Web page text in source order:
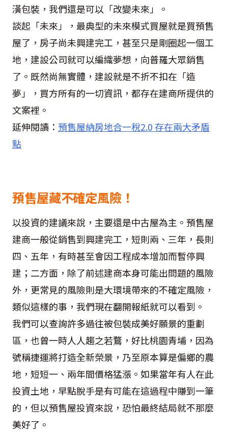
潢包裝，我們還是可以「改變未來」。
談起「未來」，最典型的未來模式買屋就是買預售
屋了，房子尚未興建完工，甚至只是剛圈起一個工
地，建設公司就可以編織夢想，向普羅大眾銷售
了。既然尚無實體，建設就是不折不扣在「造
夢」，買方所有的一切資訊，都存在建商所提供的
文案裡 。
延伸閱讀： 預售屋納房地合一稅2.0 存在兩大矛盾
點
預售屋藏不確定風險！
以投資的建議來說，主要還是中古屋為主。預售屋
建商一般從銷售到興建完工，短則兩、三年，長則
四、五年，有時甚至會因工程成本增加而暫停興
建；二方面，除了前述建商本身可能出問題的風險
外，更常見的風險則是大環境帶來的不確定風險，
類似這樣的事，我們現在翻開報紙就可以看到。
我們可以查詢許多過往被包裝成美好願景的重劃
區，也曾一時人人趨之若鶩，好比桃園青埔，因為
號稱捷運將打造全新榮景，乃至原本算是偏鄉的農
地，短短一、兩年間價格猛漲。如果當年有人在此
投資土地，早點脫手是有可能在這過程中賺到一筆
的，但以預售屋投資來說，恐怕最終結局就不那麼
美好了。